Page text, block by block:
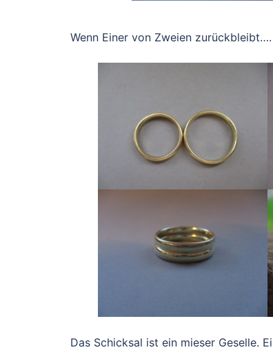
Wenn Einer von Zweien zurückbleibt….
Das Schicksal ist ein mieser Geselle.